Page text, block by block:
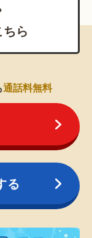
ら
通話料無料
る